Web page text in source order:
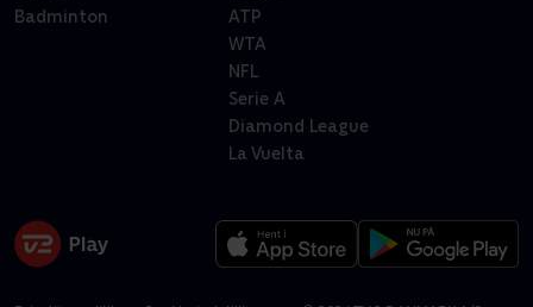
Badminton
ATP
WTA
NFL
Serie A
Diamond League
La Vuelta